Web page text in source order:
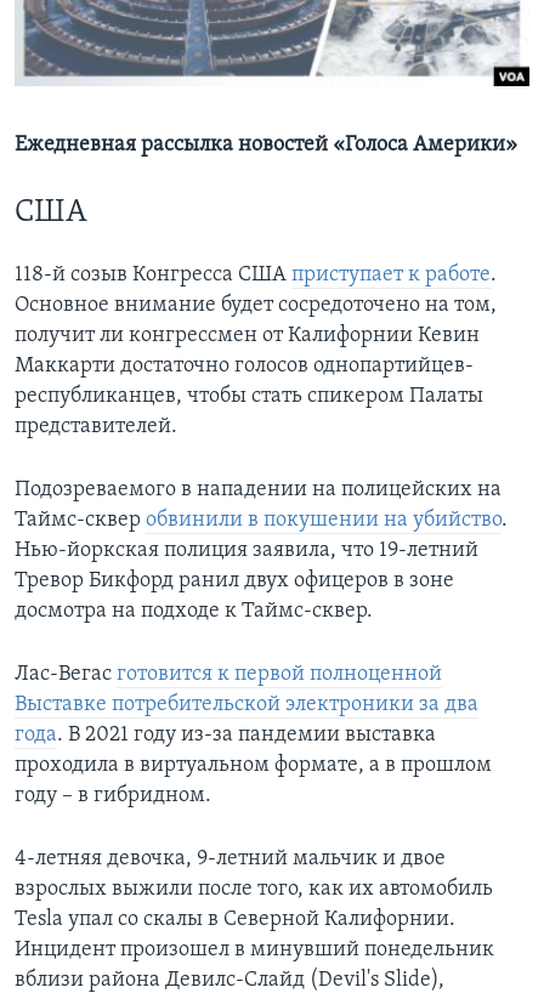
Learning English
Языки
Ежедневная рассылка новостей «Голоса Америки»
США
118-й созыв Конгресса США приступает к работе.
Основное внимание будет сосредоточено на том,
получит ли конгрессмен от Калифорнии Кевин
Маккарти достаточно голосов однопартийцев-
республиканцев, чтобы стать спикером Палаты
представителей.
Подозреваемого в нападении на полицейских на
Таймс-сквер обвинили в покушении на убийство.
Нью-йоркская полиция заявила, что 19-летний
Тревор Бикфорд ранил двух офицеров в зоне
досмотра на подходе к Таймс-сквер.
Лас-Вегас готовится к первой полноценной
Выставке потребительской электроники за два
года. В 2021 году из-за пандемии выставка
проходила в виртуальном формате, а в прошлом
году – в гибридном.
4-летняя девочка, 9-летний мальчик и двое
взрослых выжили после того, как их автомобиль
Tesla упал со скалы в Северной Калифорнии.
Инцидент произошел в минувший понедельник
вблизи района Девилс-Слайд (Devil's Slide),